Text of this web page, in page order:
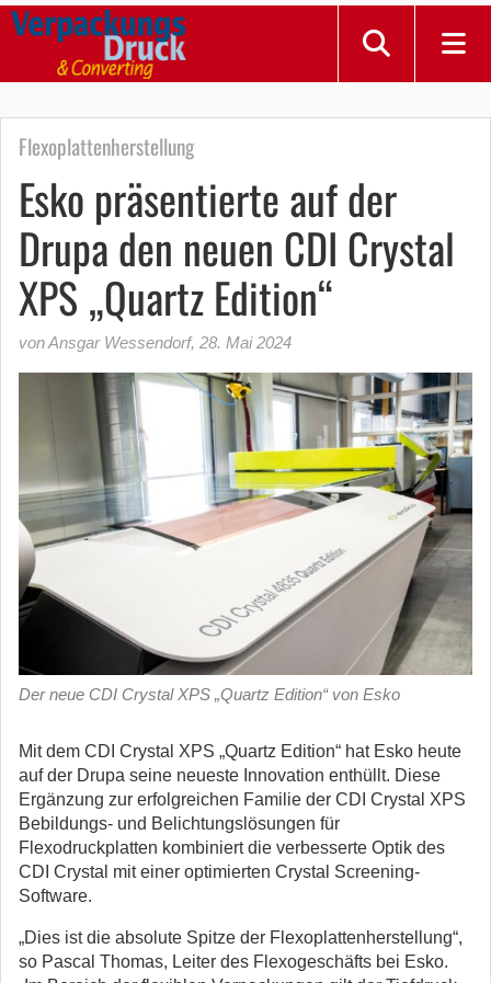
Flexoplattenherstellung
Esko präsentierte auf der
Drupa den neuen CDI Crystal
XPS „Quartz Edition“
von Ansgar Wessendorf, 28. Mai 2024
Der neue CDI Crystal XPS „Quartz Edition“ von Esko
Mit dem CDI Crystal XPS „Quartz Edition“ hat Esko heute
auf der Drupa seine neueste Innovation enthüllt. Diese
Ergänzung zur erfolgreichen Familie der CDI Crystal XPS
Bebildungs- und Belichtungslösungen für
Flexodruckplatten kombiniert die verbesserte Optik des
CDI Crystal mit einer optimierten Crystal Screening-
Software.
„Dies ist die absolute Spitze der Flexoplattenherstellung“,
so Pascal Thomas, Leiter des Flexogeschäfts bei Esko.